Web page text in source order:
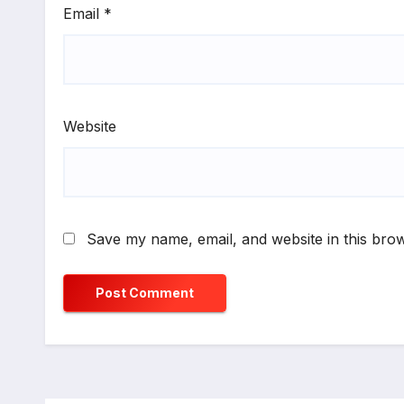
Email *
Website
Save my name, email, and website in this